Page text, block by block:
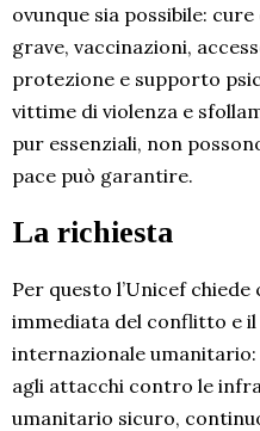
ovunque sia possibile:
grave, vaccinazioni,
protezione e supporto
vittime di violenza e
pur essenziali, non
pace può garantire.
La richiesta
Per questo l’Unicef
immediata del conflitto e
internazionale
agli attacchi contro le
umanitario sicuro,